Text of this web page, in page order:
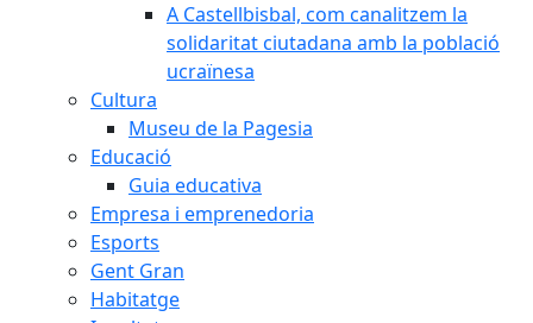
A Castellbisbal, com canalitzem la
solidaritat ciutadana amb la població
ucraïnesa
Cultura
Museu de la Pagesia
Educació
Guia educativa
Empresa i emprenedoria
Esports
Gent Gran
Habitatge